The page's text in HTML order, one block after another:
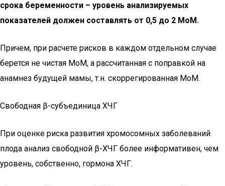
срока беременности – уровень анализируемых
показателей должен составлять от 0,5 до 2 МоМ.
Причем, при расчете рисков в каждом отдельном случае
берется не чистая МоМ, а рассчитанная с поправкой на
анамнез будущей мамы, т.н. скоррегированная МоМ.
Свободная β-субъединица ХЧГ
При оценке риска развития хромосомных заболеваний
плода анализ свободной β-ХЧГ более информативен, чем
уровень, собственно, гормона ХЧГ.